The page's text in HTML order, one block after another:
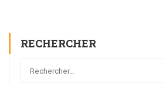
RECHERCHER